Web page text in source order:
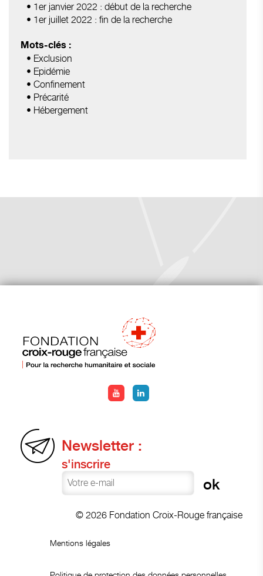
• 1er janvier 2022 : début de la recherche
• 1er juillet 2022 : fin de la recherche
Mots-clés :
• Exclusion
• Epidémie
• Confinement
• Précarité
• Hébergement
Newsletter :
s'inscrire
© 2026 Fondation Croix-Rouge française
Mentions légales